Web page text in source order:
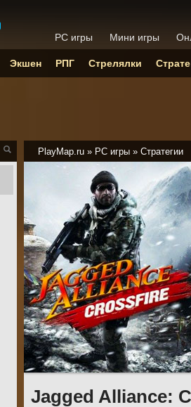
PlayMap.ru » PC игры » Стратегии
Jagged Alliance:
PC игры Мини игры
Экшен РПГ Стрелялки